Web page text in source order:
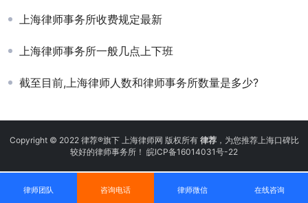
上海律师事务所收费规定最新
上海律师事务所一般几点上下班
截至目前,上海律师人数和律师事务所数量是多少?
Copyright © 2022 律荐®旗下 上海律师网 版权所有 律荐，为您推荐上海口碑比
较好的律师事务所！ 皖ICP备16014031号-22
律师团队 咨询电话 律师微信 在线咨询